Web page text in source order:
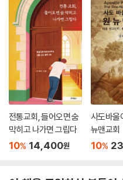
잘 말해 주는 새로운 통찰과 갱신
켰다. 나는 이 개정판이 교회의 사
존 교회 안의 사람들에게 특히 큰
- 크리스틴 사인 (Mustrard Seed
선교 운동의 깊이와 폭을 살펴볼
회가 온다』로 돌아가도록 지시
이 형성되었으며, 선교적 사고 리
- 휴 홀터 (Flesh 및 Sacrilege 저자)
전통교회, 들어오면 숨
막히고 나가면 그립다
10% 14,400원
사도바울
뉴맨교회
10%